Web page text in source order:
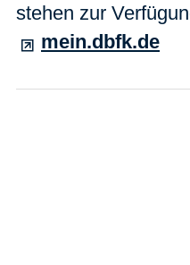
stehen zur
mein.dbfk.de